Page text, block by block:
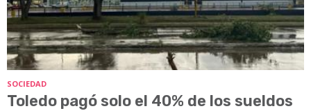
SOCIEDAD
Toledo pagó solo el 40% de los sueldos